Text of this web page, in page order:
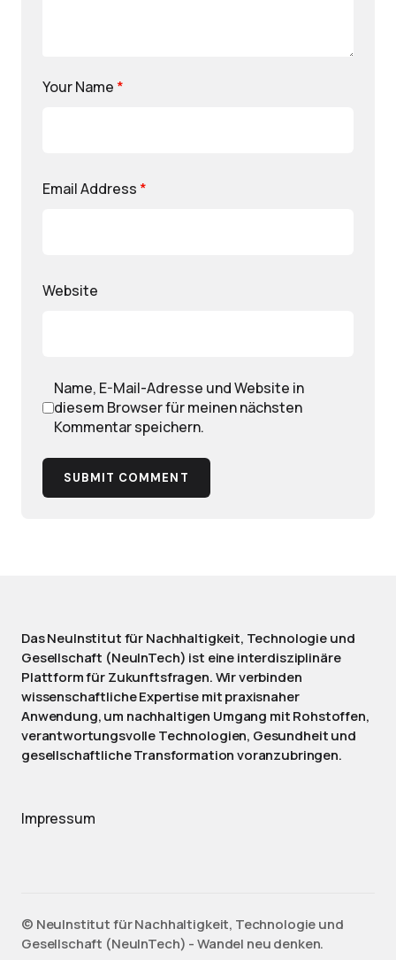
Your Name *
Email Address *
Website
Name, E-Mail-Adresse und Website in
diesem Browser für meinen nächsten
Kommentar speichern.
SUBMIT COMMENT
Das NeuInstitut für Nachhaltigkeit, Technologie und
Gesellschaft (NeuInTech) ist eine interdisziplinäre
Plattform für Zukunftsfragen. Wir verbinden
wissenschaftliche Expertise mit praxisnaher
Anwendung, um nachhaltigen Umgang mit Rohstoffen,
verantwortungsvolle Technologien, Gesundheit und
gesellschaftliche Transformation voranzubringen.
Impressum
©️ NeuInstitut für Nachhaltigkeit, Technologie und
Gesellschaft (NeuInTech) - Wandel neu denken.